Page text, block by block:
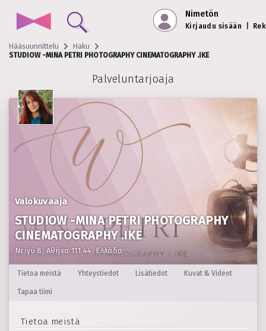
Nimetön
Kirjaudu sisään
Hääsuunnittelu
Haku
STUDIOW -MINA PETRI PHOTOGRAPHY CINEMATOGRAPHY .IKE
Palveluntarjoaja
Valokuvaaja
STUDIOW -MINA PETRI PHOTOGRAPHY
CINEMATOGRAPHY .IKE
Νεϊγύ 8, Αθήνα 111 44, Ελλάδα
Tietoa meistä Yhteystiedot Lisätiedot Kuvat & Videot
Tapaa tiimi
Tietoa meistä